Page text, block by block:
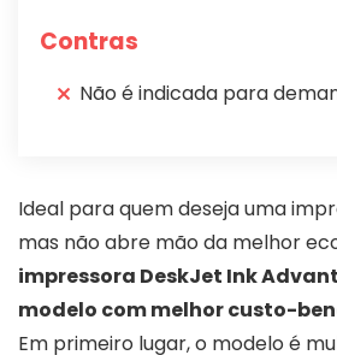
Contras
Não é indicada para
Ideal para quem deseja uma
mas não abre mão da melhor
impressora DeskJet Ink
modelo com melhor custo-
Em primeiro lugar, o modelo é